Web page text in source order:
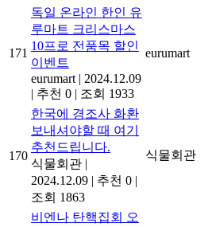
171
독일 온라인 한인 유
루마트 크리스마스
10프로 전품목 할인
이벤트
eurumart | 2024.12.09
| 추천 0 | 조회 1933
eurumart
170
한국에 경조사 화환
보내셔야할 때 여기
추천드립니다.
식물회관 |
2024.12.09 | 추천 0 |
조회 1863
식물회관
비엔나 탄핵집회 오